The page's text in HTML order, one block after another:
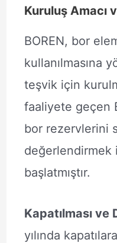
Kuruluş Amacı
BOREN, bor
kullanılmasına
teşvik için
faaliyete geçen
bor rezervlerini
değerlendirmek
başlatmıştır.
Kapatılması ve
yılında